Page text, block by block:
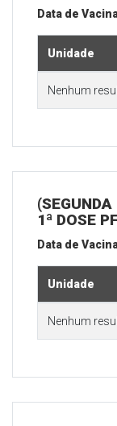
Data de
Unidade
Nenhum
1ª DOSE
Data de
Unidade
Nenhum